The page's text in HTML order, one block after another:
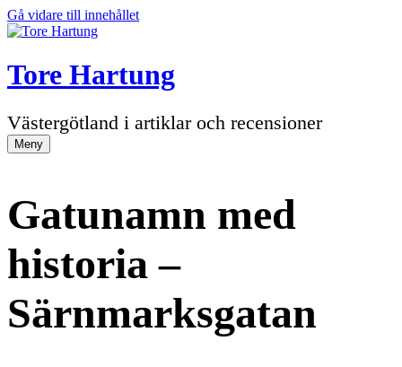
Gå vidare till innehållet
Tore Hartung
Västergötland i artiklar och recensioner
Meny
Gatunamn med
historia –
Särnmarksgatan